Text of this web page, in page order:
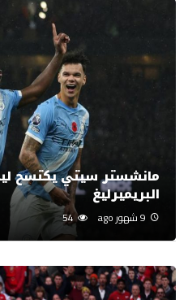
مانشستر سيتي يكتسح
البريميرليغ
9 شهور ago 54